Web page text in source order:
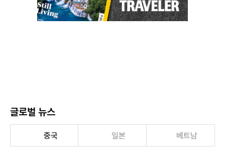
글로벌 뉴스
중국 일본 베트남